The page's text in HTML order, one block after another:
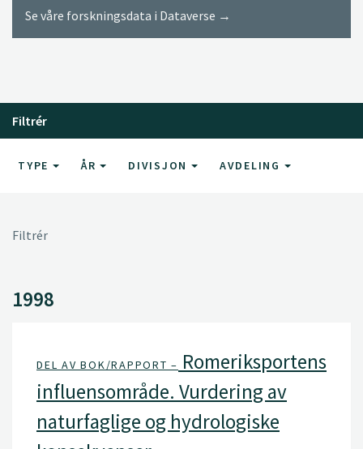
Se våre forskningsdata i Dataverse →
Filtrér
TYPE ÅR DIVISJON AVDELING
Filtrér
1998
DEL AV BOK/RAPPORT – Romeriksportens
influensområde. Vurdering av
naturfaglige og hydrologiske